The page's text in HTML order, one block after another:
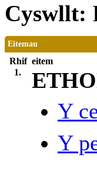
Cyswllt:
Eitemau
Rhif eitem
1.
Y
Y